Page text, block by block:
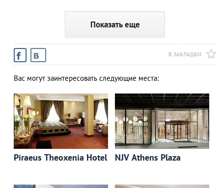
Показать еще
В ЗАКЛАДКИ
Вас могут заинтересовать следующие места:
Piraeus Theoxenia Hotel NJV Athens Plaza